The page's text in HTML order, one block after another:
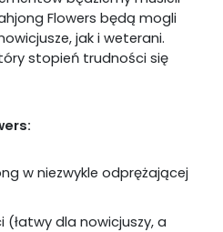
Flowers będą mogli
jak i weterani.
stopień trudności się
w niezwykle odprężającej
dla nowicjuszy, a